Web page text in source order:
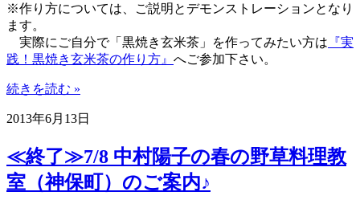
※作り方については、ご説明とデモンストレーションとなり
ます。
実際にご自分で「黒焼き玄米茶」を作ってみたい方は 『実
践！黒焼き玄米茶の作り方』 へご参加下さい。
続きを読む »
2013年6月13日
≪終了≫7/8 中村陽子の春の野草料理教
室（神保町）のご案内♪